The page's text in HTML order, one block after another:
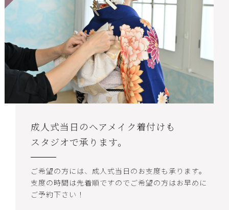
成人式当日のヘアメイク着付けも
スタジオで承ります。
ご希望の方には、成人式当日のお支度も承ります。
支度の時間は先着順ですのでご希望の方はお早めに
ご予約下さい！